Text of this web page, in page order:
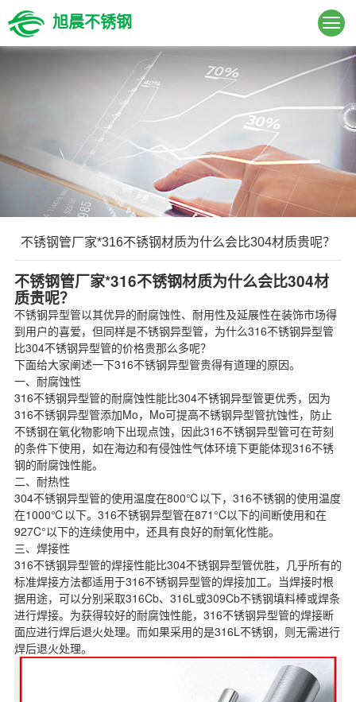
旭晨不锈钢
不锈钢管厂家*316不锈钢材质为什么会比304材质贵呢？
不锈钢管厂家*316不锈钢材质为什么会比304材
质贵呢？
不锈钢异型管以其优异的耐腐蚀性、耐用性及延展性在装饰市场得
到用户的喜爱，但同样是不锈钢异型管，为什么316不锈钢异型管
比304不锈钢异型管的价格贵那么多呢？
下面给大家阐述一下316不锈钢异型管贵得有道理的原因。
一、耐腐蚀性
316不锈钢异型管的耐腐蚀性能比304不锈钢异型管更优秀，因为
316不锈钢异型管添加Mo，Mo可提高不锈钢异型管抗蚀性，防止
不锈钢在氧化物影响下出现点蚀，因此316不锈钢异型管可在苛刻
的条件下使用，如在海边和有侵蚀性气体环境下更能体现316不锈
钢的耐腐蚀性能。
二、耐热性
304不锈钢异型管的使用温度在800℃以下，316不锈钢的使用温度
在1000℃以下。316不锈钢异型管在871°C以下的间断使用和在
927C°以下的连续使用中，还具有良好的耐氧化性能。
三、焊接性
316不锈钢异型管的焊接性能比304不锈钢异型管优胜，几乎所有的
标准焊接方法都适用于316不锈钢异型管的焊接加工。当焊接时根
据用途，可以分别采取316Cb、316L或309Cb不锈钢填料棒或焊条
进行焊接。为获得较好的耐腐蚀性能，316不锈钢异型管的焊接断
面应进行焊后退火处理。而如果采用的是316L不锈钢，则无需进行
焊后退火处理。